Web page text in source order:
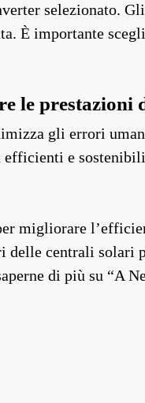
selezionato.
È importante
le prestazioni
gli errori
e
migliorare
centrali solari
di più su “A